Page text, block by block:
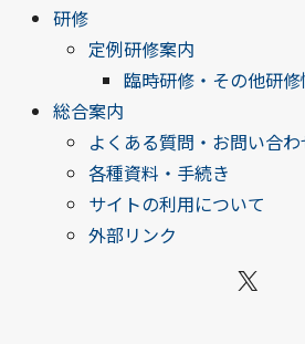
研修
定例研修案内
臨時研修・その他研修
総合案内
よくある質問・お問い合わ
各種資料・手続き
サイトの利用について
外部リンク
X